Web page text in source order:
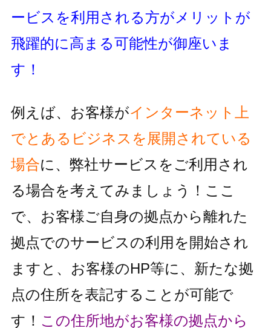
ービスを利用される方がメリットが
飛躍的に高まる可能性が御座いま
す！
例えば、お客様がインターネット上
でとあるビジネスを展開されている
場合に、 弊社サービスをご利用され
る場合を考えてみましょう！ ここ
で、お客様ご自身の拠点から離れた
拠点でのサービスの利用を開始され
ますと、お客様のHP等に、新たな拠
点の住所を表記することが可能で
す！ この住所地がお客様の拠点から